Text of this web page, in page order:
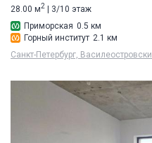
28.00 м2
| 3/10 этаж
Приморская 0.5 км
Горный институт 2.1 км
Санкт-Петербург,